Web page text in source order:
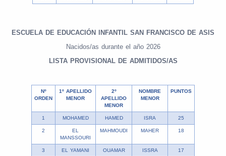
ESCUELA DE EDUCACIÓN INFANTIL SAN FRANCISCO DE ASIS
Nacidos/as durante el año 2026
LISTA PROVISIONAL DE ADMITIDOS/AS
Nº
ORDEN
1º APELLIDO
MENOR
2º
APELLIDO
MENOR
NOMBRE
MENOR
PUNTOS
1 MOHAMED HAMED ISRA 25
2
EL
MANSSOURI
MAHMOUDI MAHER 18
3 EL YAMANI OUAMAR ISSRA 17